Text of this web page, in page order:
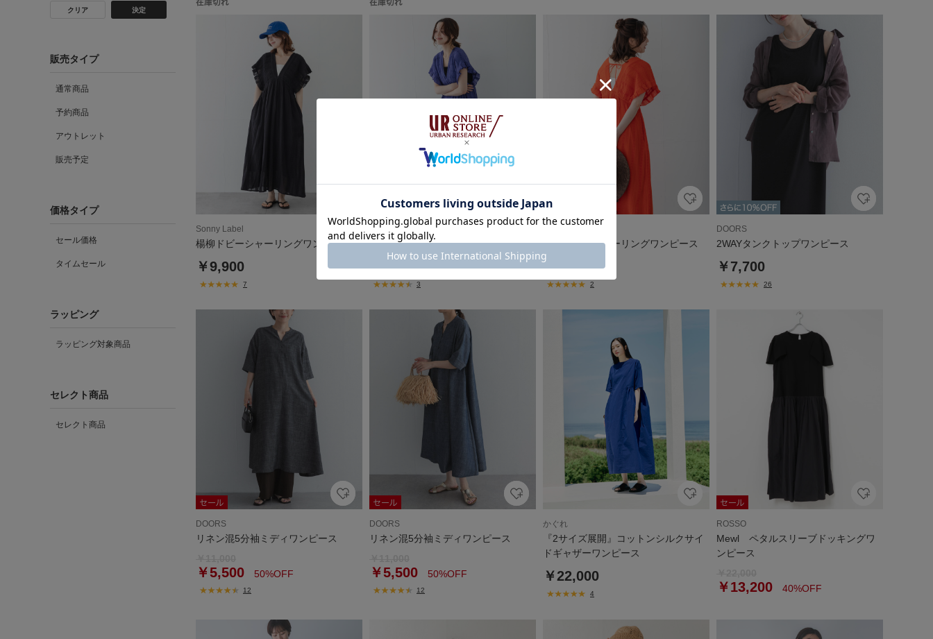
クリア 決定
販売タイプ
通常商品
予約商品
アウトレット
販売予定
価格タイプ
セール価格
タイムセール
ラッピング
ラッピング対象商品
セレクト商品
セレクト商品
Sonny Label
楊柳ドビーシャーリングワンピース
￥9,900
7
Sonny Label
楊柳ドビーシャーリングワンピース
￥9,900
3
楊柳ドビーシャーリングワンピース
￥9,900
2
DOORS
2WAYタンクトップワンピース
￥7,700
26
DOORS
リネン混5分袖ミディワンピース
￥5,500 50%OFF
12
DOORS
リネン混5分袖ミディワンピース
￥5,500 50%OFF
12
かぐれ
『2サイズ展開』コットンシルクサイ
ドギャザーワンピース
￥22,000
4
ROSSO
Mewl ペタルスリーブドッキングワ
ンピース
￥13,200 40%OFF